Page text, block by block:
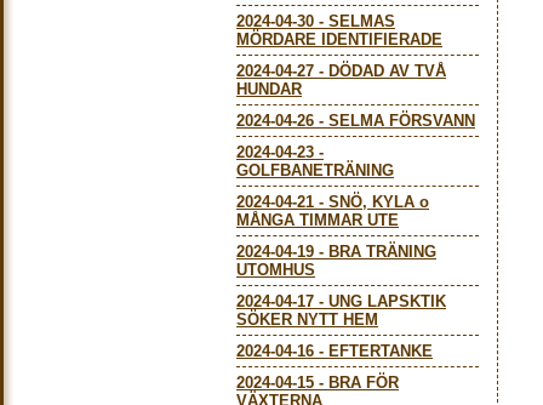
2024-04-30 - SELMAS
MÖRDARE IDENTIFIERADE
2024-04-27 - DÖDAD AV TVÅ
HUNDAR
2024-04-26 - SELMA FÖRSVANN
2024-04-23 -
GOLFBANETRÄNING
2024-04-21 - SNÖ, KYLA o
MÅNGA TIMMAR UTE
2024-04-19 - BRA TRÄNING
UTOMHUS
2024-04-17 - UNG LAPSKTIK
SÖKER NYTT HEM
2024-04-16 - EFTERTANKE
2024-04-15 - BRA FÖR
VÄXTERNA